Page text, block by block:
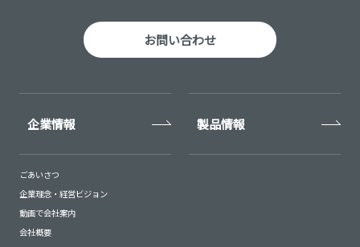
お問い合わせ
企業情報
ごあいさつ
企業理念・経営ビジョン
動画で会社案内
会社概要
製品情報